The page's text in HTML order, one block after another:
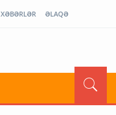
XƏBƏRLƏR ƏLAQƏ